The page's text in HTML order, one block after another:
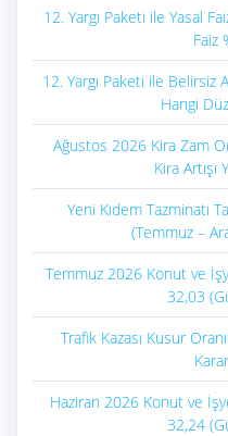
12. Yargı Paketi ile Yasal
Faiz
12. Yargı Paketi ile Belirsiz
Hangi
Ağustos 2026 Kira Zam
Kira Artışı
Yeni Kıdem Tazminatı
(Temmuz –
Temmuz 2026 Konut ve
32,03
Trafik Kazası Kusur
Haziran 2026 Konut ve
32,24